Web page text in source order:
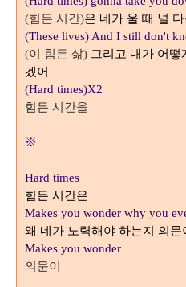
(힘든 시간)은 네가 울 때 널
(These lives) And I still don't
(이 힘든 삶) 그리고 내가 어떻
겠어
(Hard times)X2
힘든 시간을
※
Hard times
힘든 시간은
Makes you wonder why you
왜 네가 노력해야 하는지 의문
Makes you wonder
의문이